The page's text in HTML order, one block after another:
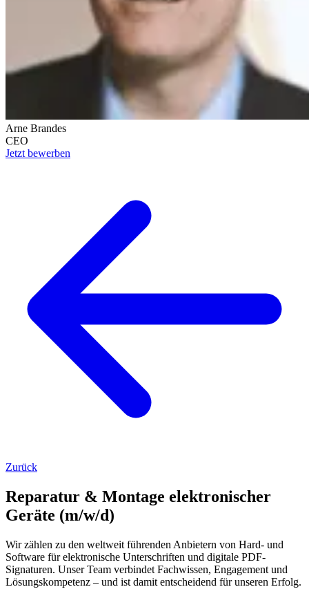
Arne Brandes
CEO
Jetzt bewerben
Zurück
Reparatur & Montage elektronischer
Geräte (m/w/d)
Wir zählen zu den weltweit führenden Anbietern von Hard- und
Software für elektronische Unterschriften und digitale PDF-
Signaturen. Unser Team verbindet Fachwissen, Engagement und
Lösungskompetenz – und ist damit entscheidend für unseren Erfolg.